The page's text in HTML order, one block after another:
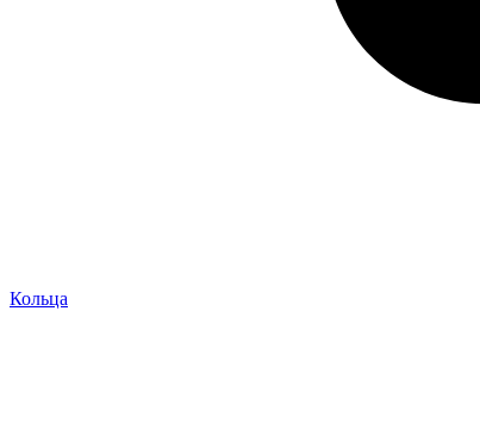
Кольца